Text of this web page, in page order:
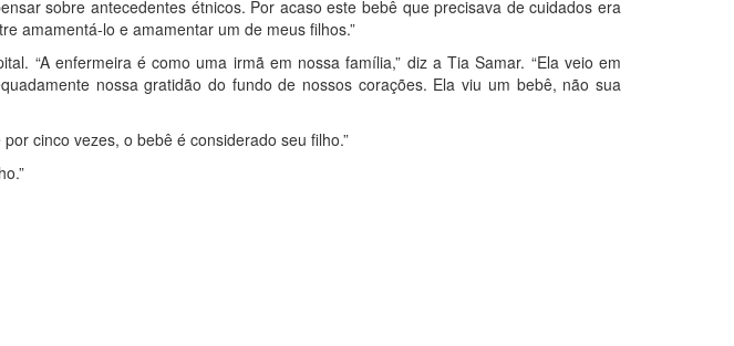
sobre antecedentes étnicos. Por acaso este bebê que precisava de cuidados era
amamentá-lo e amamentar um de meus filhos.”
“A enfermeira é como uma irmã em nossa família,” diz a Tia Samar. “Ela veio em
nossa gratidão do fundo de nossos corações. Ela viu um bebê, não sua
cinco vezes, o bebê é considerado seu filho.”